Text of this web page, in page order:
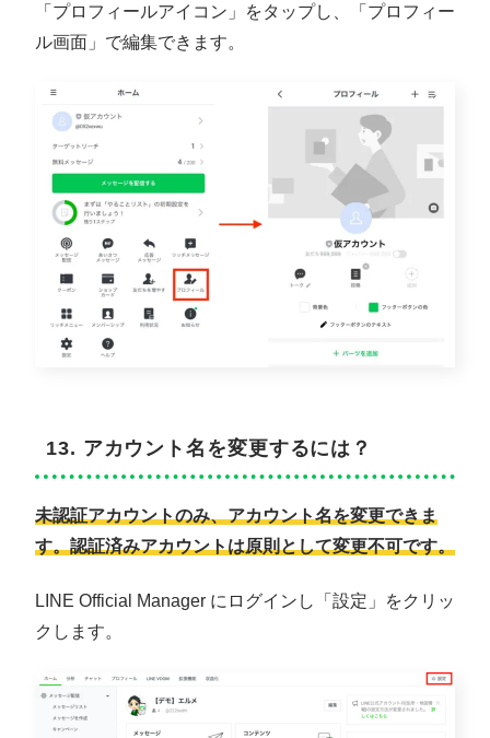
「プロフィールアイコン」をタップし、「プロフィー
ル画面」で編集できます。
13. アカウント名を変更するには？
未認証アカウントのみ、アカウント名を変更できま
す。認証済みアカウントは原則として変更不可です。
LINE Official Manager にログインし「設定」をクリッ
クします。